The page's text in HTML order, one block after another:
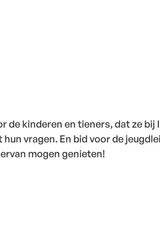
de kinderen en tieners, dat ze bij
vragen. En bid voor de
mogen genieten!